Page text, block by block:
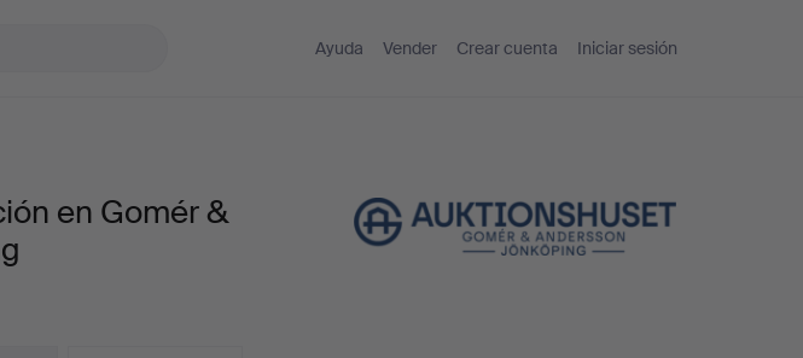
Ayuda Vender Crear cuenta Iniciar sesión
en Gomér &